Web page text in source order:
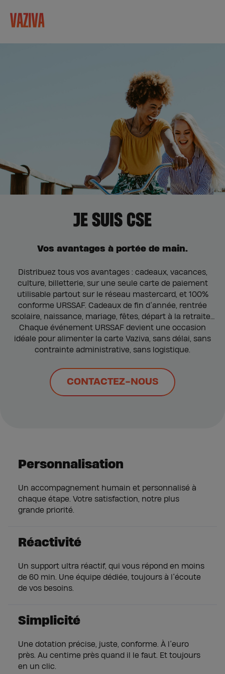
JE SUIS CSE
Vos avantages à portée de main.
Distribuez tous vos avantages : cadeaux, vacances,
culture, billetterie, sur une seule carte de paiement
utilisable partout sur le réseau mastercard, et 100%
conforme URSSAF. Cadeaux de fin d’année, rentrée
scolaire, naissance, mariage, fêtes, départ à la retraite…
Chaque événement URSSAF devient une occasion
idéale pour alimenter la carte Vaziva, sans délai, sans
contrainte administrative, sans logistique.
CONTACTEZ-NOUS
Personnalisation
Un accompagnement humain et personnalisé à
chaque étape. Votre satisfaction, notre plus
grande priorité.
Réactivité
Un support ultra réactif, qui vous répond en moins
de 60 min. Une équipe dédiée, toujours à l’écoute
de vos besoins.
Simplicité
Une dotation précise, juste, conforme. À l’euro
près. Au centime près quand il le faut. Et toujours
en un clic.